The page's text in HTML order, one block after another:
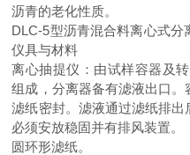
沥青的老化性质。
DLC-5型沥青混合料离心式分
仪具与材料
离心抽提仪：由试样容器及
组成，分离器备有滤液出口
滤纸密封。滤液通过滤纸排
必须安放稳固并有排风装置。
圆环形滤纸。